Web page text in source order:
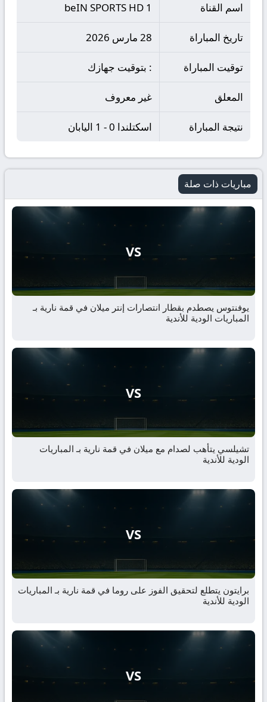
اسم القناة beIN SPORTS HD 1
تاريخ المباراة 28 مارس 2026
توقيت المباراة : بتوقيت جهازك
المعلق غير معروف
نتيجة المباراة اسكتلندا 0 - 1 اليابان
مباريات ذات صلة
VS
يوفنتوس يصطدم بقطار انتصارات إنتر ميلان في قمة نارية بـ
المباريات الودية للأندية
VS
تشيلسي يتأهب لصدام مع ميلان في قمة نارية بـ المباريات
الودية للأندية
VS
برايتون يتطلع لتحقيق الفوز على روما في قمة نارية بـ المباريات
الودية للأندية
VS